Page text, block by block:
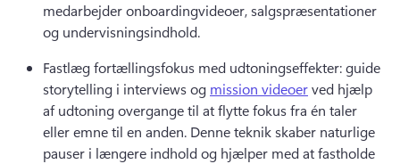
medarbejder onboardingvideoer, salgspræsentationer
og undervisningsindhold.
Fastlæg fortællingsfokus med udtoningseffekter: guide
storytelling i interviews og mission videoer ved hjælp
af udtoning overgange til at flytte fokus fra én taler
eller emne til en anden. Denne teknik skaber naturlige
pauser i længere indhold og hjælper med at fastholde